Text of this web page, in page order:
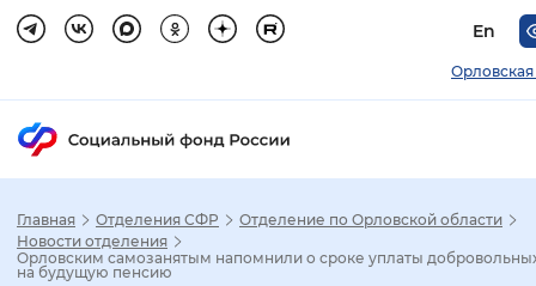
En
Орловская
Главная Отделения СФР
Отделение по Орловской области
Новости отделения
Орловским самозанятым напомнили о сроке уплаты
на будущую пенсию